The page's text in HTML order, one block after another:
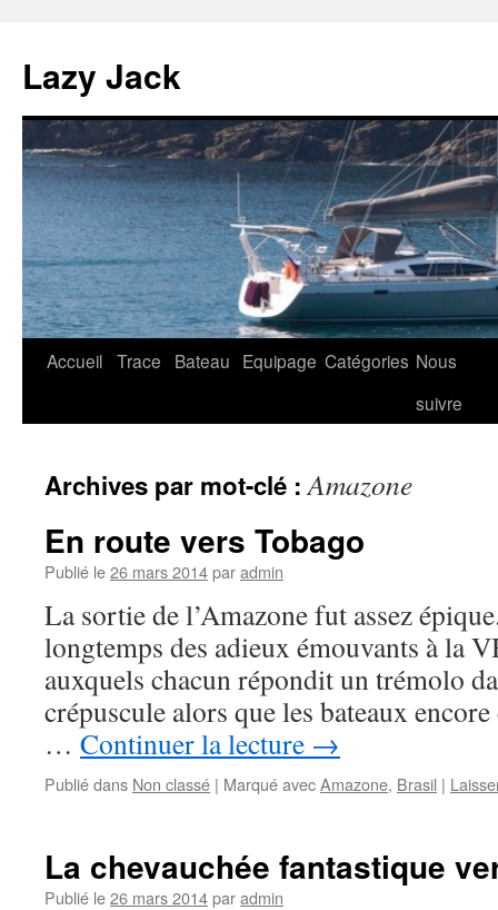
Lazy Jack
Aller
Accueil Trace Bateau Equipage Catégories Nous
suivre
Archives par mot-clé :Amazone
En route vers Tobago
Publié le26 mars 2014paradmin
La sortie de l’Amazone fut assez
longtemps des adieux émouvants à la
auxquels chacun répondit un trémolo
crépuscule alors que les bateaux
… Continuer la lecture →
Publié dans Non classé | Marqué avecAmazone, Brasil |
La chevauchée fantastique
Publié le26 mars 2014paradmin